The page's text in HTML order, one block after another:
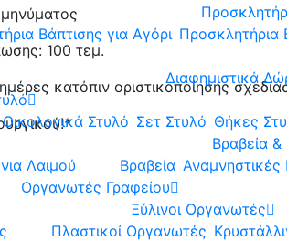
Βάπτισης για Αγόρι Προσκλητήρια
Διαφημιστικά
Οικολογικά Στυλό Σετ Στυλό Θήκες
Λαιμού
Βραβεία
Βραβεία
Οργανωτές Γραφείου
Ξύλινοι Οργανωτές
Πλαστικοί Οργανωτές
100 τεμ.
κατόπιν οριστικοποίησης